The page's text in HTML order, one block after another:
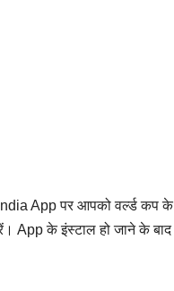
App पर आपको वर्ल्ड कप के
App के इंस्टाल हो जाने के बाद